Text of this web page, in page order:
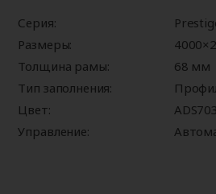
Серия:
Размеры:
Толщина рамы:
68 мм
Тип заполнения:
Цвет:
Управление: